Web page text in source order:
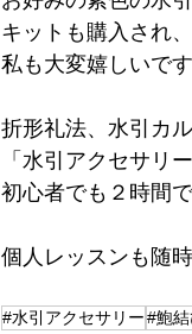
キットも購入され
私も大変嬉しいで
折形礼法、水引カ
「水引アクセサリ
初心者でも２時間
個人レッスンも随
#水引アクセサリー#鮑